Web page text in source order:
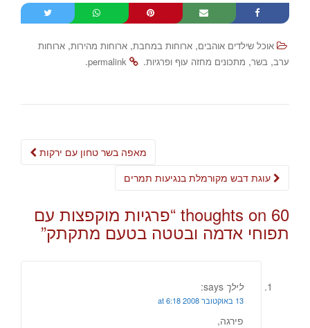
אוכל שילדים אוהבים, ארוחות במחבת, ארוחות מהירות, ארוחות
ערב, בשר, מתכונים מחזה עוף ופרגיות.
permalink
.
Post
מאפה בשר טחון עם ירקות
60 thoughts on “ פרגיות מוקפצות עם
תפוחי אדמה ובטטה בטעם מתקתק”
לילך says:
13 באוקטובר 2008 at 6:18
פירגה,